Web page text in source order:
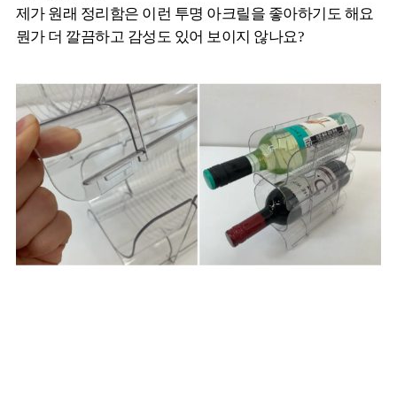
제가 원래 정리함은 이런 투명 아크릴을 좋아하기도 해요
뭔가 더 깔끔하고 감성도 있어 보이지 않나요?